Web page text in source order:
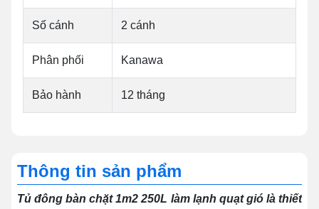
Số cánh 2 cánh
Phân phối Kanawa
Bảo hành 12 tháng
Thông tin sản phẩm
Tủ đông bàn chặt 1m2 250L làm lạnh quạt gió là thiết